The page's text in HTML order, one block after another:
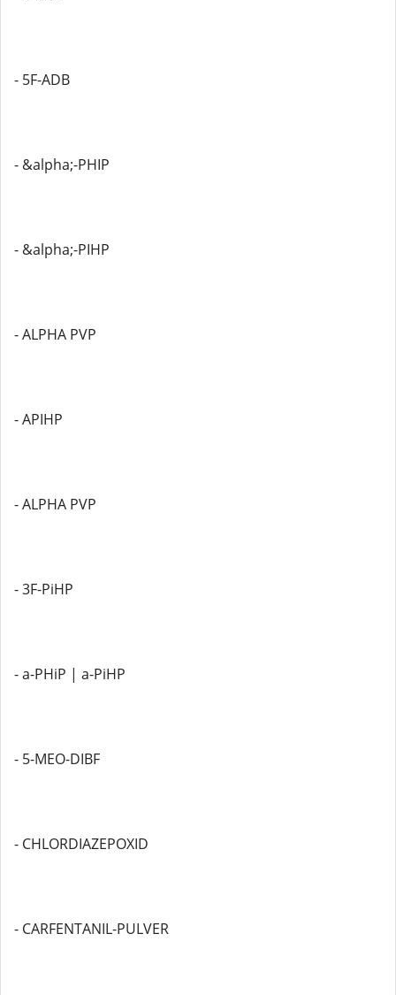
- 5F-ADB
- &alpha;-PHIP
- &alpha;-PIHP
- ALPHA PVP
- APIHP
- ALPHA PVP
- 3F-PiHP
- a-PHiP | a-PiHP
- 5-MEO-DIBF
- CHLORDIAZEPOXID
- CARFENTANIL-PULVER